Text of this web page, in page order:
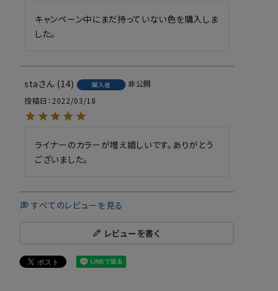
キャンペーン中にまだ持っていない色を購入しま
した。
sta 14 購入者
非公開
投稿日
2022/03/18
ライナーのカラーが増え嬉しいです。ありがとう
ございました。
すべてのレビューを見る
レビューを書く